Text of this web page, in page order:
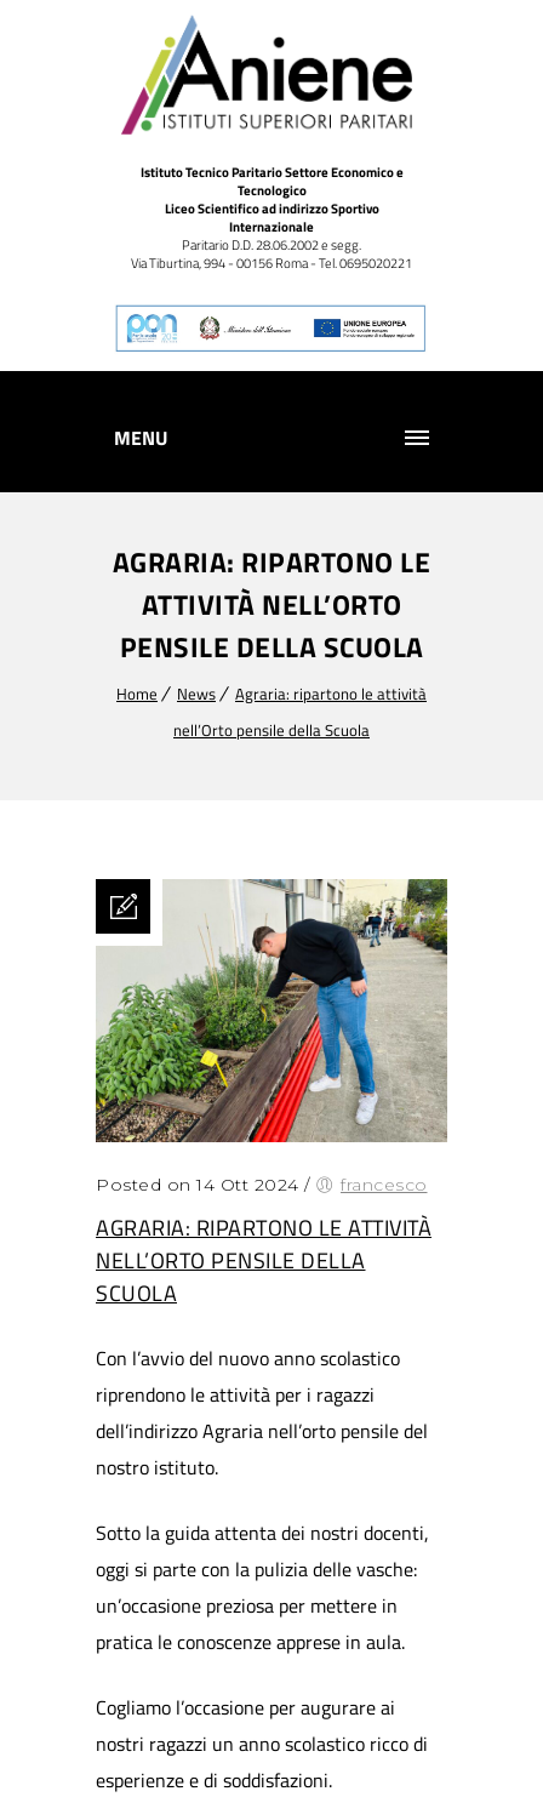
Istituto Tecnico Paritario Settore Economico e
Tecnologico
Liceo Scientifico ad indirizzo Sportivo
Internazionale
Paritario D.D. 28.06.2002 e segg.
Via Tiburtina, 994 - 00156 Roma - Tel. 0695020221
MENU
AGRARIA: RIPARTONO LE
ATTIVITÀ NELL’ORTO
PENSILE DELLA SCUOLA
Home News
Agraria: ripartono le attività
nell’Orto pensile della Scuola
Posted on 14 Ott 2024 / francesco
AGRARIA: RIPARTONO LE ATTIVITÀ
NELL’ORTO PENSILE DELLA
SCUOLA
Con l’avvio del nuovo anno scolastico
riprendono le attività per i ragazzi
dell’indirizzo Agraria nell’orto pensile del
nostro istituto.
Sotto la guida attenta dei nostri docenti,
oggi si parte con la pulizia delle vasche:
un’occasione preziosa per mettere in
pratica le conoscenze apprese in aula.
Cogliamo l’occasione per augurare ai
nostri ragazzi un anno scolastico ricco di
esperienze e di soddisfazioni.